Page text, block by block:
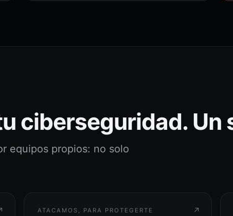
ciberseguridad. Un
equipos propios: no solo
↗
ATACAMOS, PARA PROTEGERTE